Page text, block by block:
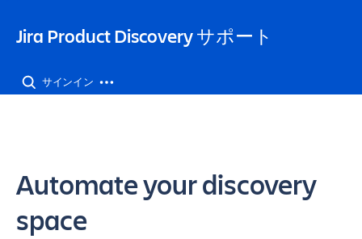
Jira Product Discovery サポート
サインイン
Automate your discovery
space